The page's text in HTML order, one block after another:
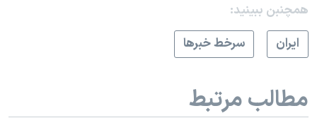
همچنبن ببینید:
ايران
سرخط خبرها
مطالب مرتبط